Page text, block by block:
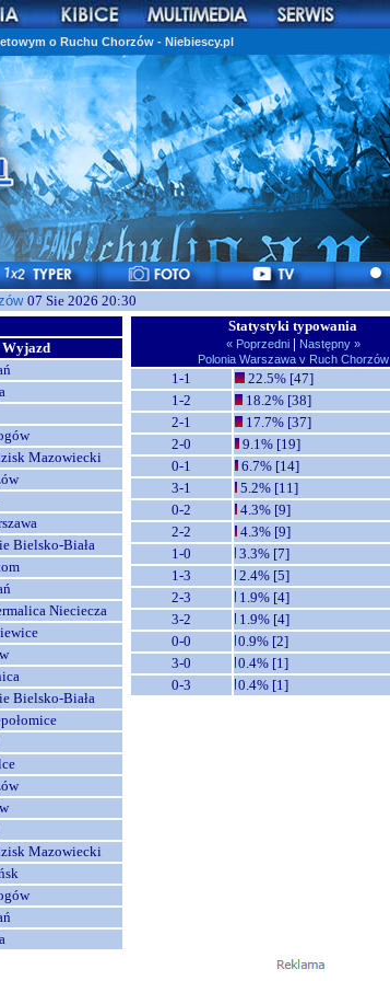
o Ruchu Chorzów - Niebiescy.pl
07 Sie 2026 20:30
Wyjazd
Mazowiecki
Bielsko-Biała
Nieciecza
Bielsko-Biała
Mazowiecki
Statystyki typowania
« Poprzedni | Następny »
Polonia Warszawa v Ruch Chorzów
1-1
22.5% [47]
1-2
18.2% [38]
2-1
17.7% [37]
2-0
9.1% [19]
0-1
6.7% [14]
3-1
5.2% [11]
0-2
4.3% [9]
2-2
4.3% [9]
1-0
3.3% [7]
1-3
2.4% [5]
2-3
1.9% [4]
3-2
1.9% [4]
0-0
0.9% [2]
3-0
0.4% [1]
0-3
0.4% [1]